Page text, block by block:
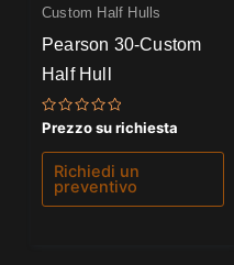
Custom Half Hulls
Pearson 30-Custom
Half Hull
Valutato
0
su
Prezzo su richiesta
Richiedi un
preventivo